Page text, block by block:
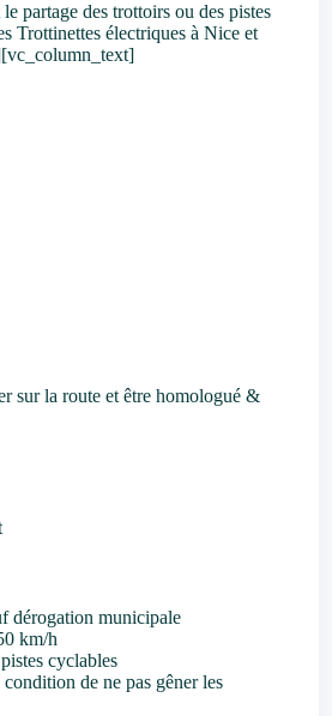
partage des trottoirs ou des pistes
Trottinettes électriques à Nice et
sur la route et être homologué &
dérogation municipale
km/h
cyclables
de ne pas gêner les